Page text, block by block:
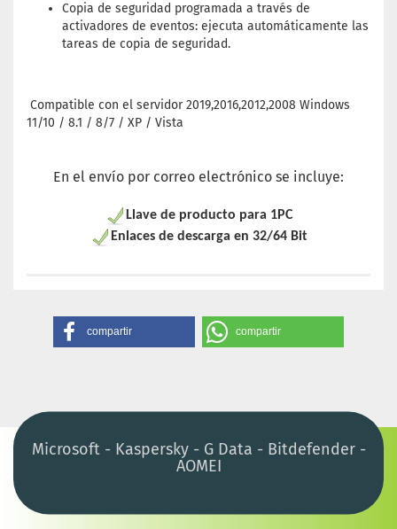
Copia de seguridad programada a través de
activadores de eventos: ejecuta automáticamente las
tareas de copia de seguridad.
Compatible con el servidor 2019,2016,2012,2008 Windows
11/10 / 8.1 / 8/7 / XP / Vista
En el envío por correo electrónico se incluye:
Llave de producto para 1PC
Enlaces de descarga en 32/64 Bit
compartir compartir
Microsoft - Kaspersky - G Data - Bitdefender -
AOMEI